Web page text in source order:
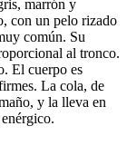
marrón y
con un pelo rizado
común. Su
al tronco.
El cuerpo es
La cola, de
y la lleva en